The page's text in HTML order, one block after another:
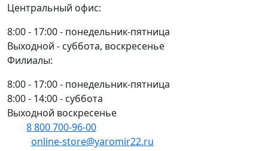
Центральный офис:
8:00 - 17:00 - понедельник-пятница
Выходной - суббота, воскресенье
Филиалы:
8:00 - 17:00 - понедельник-пятница
8:00 - 14:00 - суббота
Выходной воскресенье
8 800 700-96-00
online-store@yaromir22.ru